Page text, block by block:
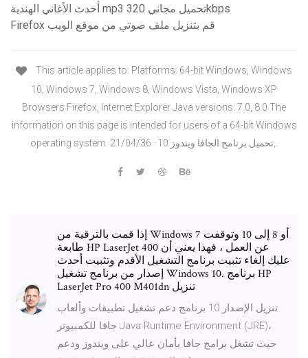
أحدث الأغاني الهندية mp3 تحميل مجاني 320kbps
Firefox قم بتنزيل ملف صوتي من موقع الويب
This article applies to: Platforms: 64-bit Windows, Windows
10, Windows 7, Windows 8, Windows Vista, Windows XP
Browsers Firefox, Internet Explorer Java versions: 7.0, 8.0 The
information on this page is intended for users of a 64-bit Windows
إذا قمت بالترقية من Windows 7 أو 8 إلى 10 وتوقفت
طابعة HP LaserJet 400 عن العمل ، فهذا يعني أن
عليك إلغاء تثبيت برنامج التشغيل الأقدم وتثبيت أحدث
إصدار من برنامج تشغيل Windows 10. برنامج HP
LaserJet Pro 400 M401dn تنزيل
تنزيل الإصدار 10 برنامج دعم تشغيل تطبيقات وألعاب
جافا للكمبيوتر Java Runtime Environment (JRE)،
حيث تشغل برامج جافا بأمان عالي على ويندوز ودعم